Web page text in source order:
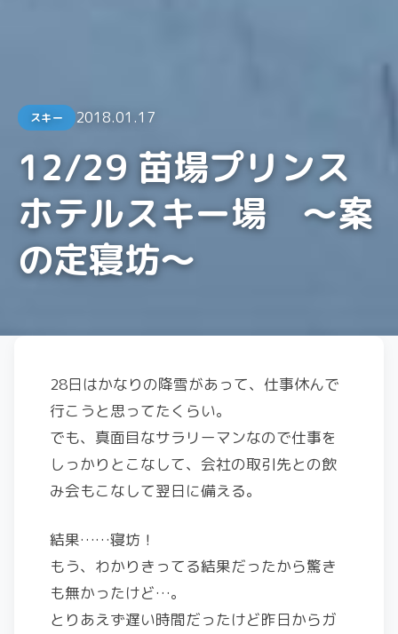
スキー 2018.01.17
12/29 苗場プリンス
ホテルスキー場 〜案
の定寝坊〜
28日はかなりの降雪があって、仕事休んで
行こうと思ってたくらい。
でも、真面目なサラリーマンなので仕事を
しっかりとこなして、会社の取引先との飲
み会もこなして翌日に備える。
結果……寝坊！
もう、わかりきってる結果だったから驚き
も無かったけど…。
とりあえず遅い時間だったけど昨日からガ